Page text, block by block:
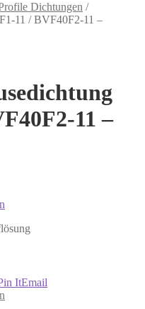
Dichtungen /
11 / BVF40F2-11 –
11 –
ItEmail